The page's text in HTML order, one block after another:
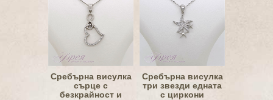
Сребърна висулка
сърце с
безкрайност и
Сребърна висулка
три звезди едната
с циркони